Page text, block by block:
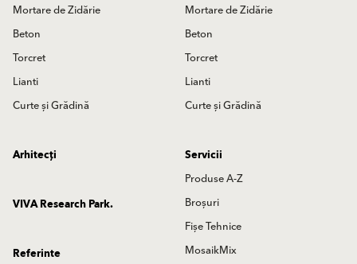
Mortare de Zidărie
Beton
Torcret
Lianti
Curte și Grădină
Mortare de Zidărie
Beton
Torcret
Lianti
Curte și Grădină
Arhitecți
Servicii
Produse A-Z
Broșuri
Fișe Tehnice
MosaikMix
VIVA Research Park.
Referinte